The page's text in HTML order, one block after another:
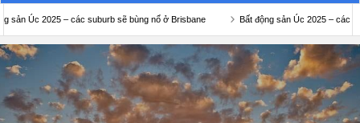
2025 – các suburb sẽ bùng nổ ở Brisbane Bất động sản Úc 2025 – các suburb sẽ